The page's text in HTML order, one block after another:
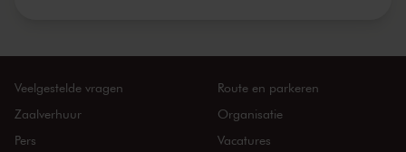
Veelgestelde vragen
Zaalverhuur
Pers
Route en parkeren
Organisatie
Vacatures